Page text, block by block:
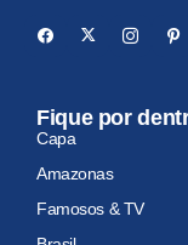
Fique por
Capa
Amazonas
Famosos & TV